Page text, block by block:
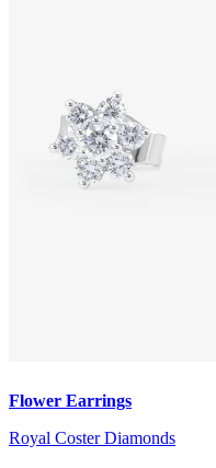
Flower Earrings
Royal Coster Diamonds